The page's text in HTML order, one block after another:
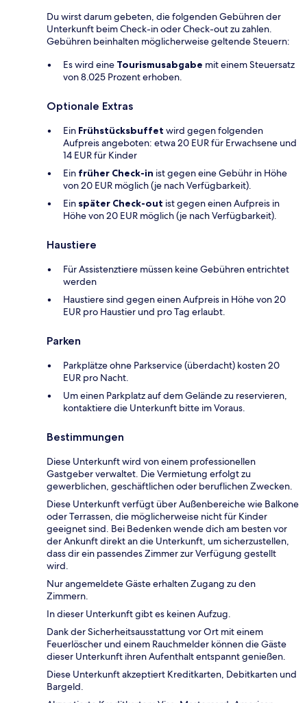
Du wirst darum gebeten, die folgenden Gebühren der
Unterkunft beim Check-in oder Check-out zu zahlen.
Gebühren beinhalten möglicherweise geltende Steuern:
Es wird eine Tourismusabgabe mit einem Steuersatz
von 8.025 Prozent erhoben.
Optionale Extras
Ein Frühstücksbuffet wird gegen folgenden
Aufpreis angeboten: etwa 20 EUR für Erwachsene und
14 EUR für Kinder
Ein früher Check-in ist gegen eine Gebühr in Höhe
von 20 EUR möglich (je nach Verfügbarkeit).
Ein später Check-out ist gegen einen Aufpreis in
Höhe von 20 EUR möglich (je nach Verfügbarkeit).
Haustiere
Für Assistenztiere müssen keine Gebühren entrichtet
werden
Haustiere sind gegen einen Aufpreis in Höhe von 20
EUR pro Haustier und pro Tag erlaubt.
Parken
Parkplätze ohne Parkservice (überdacht) kosten 20
EUR pro Nacht.
Um einen Parkplatz auf dem Gelände zu reservieren,
kontaktiere die Unterkunft bitte im Voraus.
Bestimmungen
Diese Unterkunft wird von einem professionellen
Gastgeber verwaltet. Die Vermietung erfolgt zu
gewerblichen, geschäftlichen oder beruflichen Zwecken.
Diese Unterkunft verfügt über Außenbereiche wie Balkone
oder Terrassen, die möglicherweise nicht für Kinder
geeignet sind. Bei Bedenken wende dich am besten vor
der Ankunft direkt an die Unterkunft, um sicherzustellen,
dass dir ein passendes Zimmer zur Verfügung gestellt
wird.
Nur angemeldete Gäste erhalten Zugang zu den
Zimmern.
In dieser Unterkunft gibt es keinen Aufzug.
Dank der Sicherheitsausstattung vor Ort mit einem
Feuerlöscher und einem Rauchmelder können die Gäste
dieser Unterkunft ihren Aufenthalt entspannt genießen.
Diese Unterkunft akzeptiert Kreditkarten, Debitkarten und
Bargeld.